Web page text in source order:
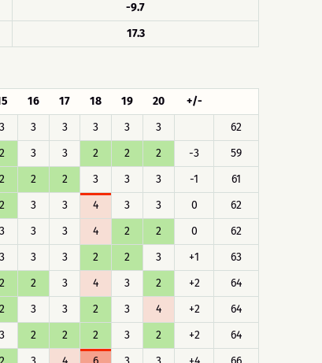
-9.7
17.3
16 17 18 19 20
+/-
3 3 3 3 3 3
62
2 3 3 2 2 2 -3
59
2 2 2 3 3 3 -1
61
2 3 3 4 3 3 0
62
3 3 3 4 2 2 0
62
3 3 3 2 2 3 +1
63
2 2 3 4 3 2 +2
64
2 3 3 2 3 4 +2
64
3 2 2 2 3 2 +2
64